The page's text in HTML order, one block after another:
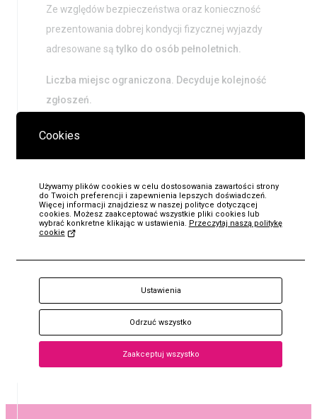
Bilet
Ze względów bezpieczeństwa oraz konieczność
prezentowania dobrej kondycji fizycznej wyjazdy
adresowane są tylko do osób pełnoletnich.
Liczba miejsc ograniczona. Decyduje kolejność
zgłoszeń.
Po wysłaniu zgłoszenia na wskazany adres uczestnicy
organizatora.
Na wszystkie pytania odpowiadamy pod adresem
Partnerzy projektu:
Stowarzyszenie Enjoy Leoncin
Gmina Kampinos
Biblioteka Publiczna Gminy Kampinos
Cookies
Używamy plików cookies w celu dostosowania zawartości strony
do Twoich preferencji i zapewnienia lepszych doświadczeń.
Więcej informacji znajdziesz w naszej polityce dotyczącej
cookies. Możesz zaakceptować wszystkie pliki cookies lub
wybrać konkretne klikając w ustawienia. Przeczytaj naszą politykę
cookie
Ustawienia
Odrzuć wszystko
Zaakceptuj wszystko